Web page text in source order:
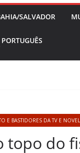
Presidência e
SALVADOR
PORTUGUÊS
E BASTIDORES DA TV E
topo do